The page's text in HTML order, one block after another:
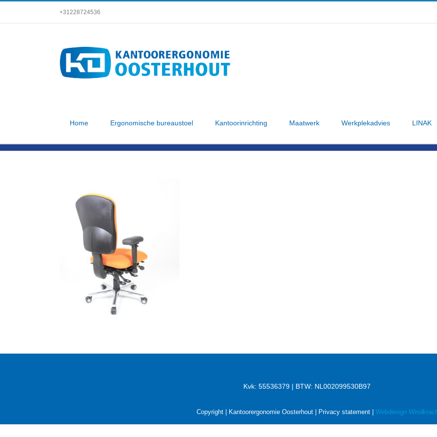
content
+31228724536
Home Ergonomische bureaustoel Kantoorinrichting Maatwerk Werkplekadvies LINAK
Kvk: 55536379 | BTW: NL002099530B97
Copyright | Kantoorergonomie Oosterhout | Privacy statement| Webdesign